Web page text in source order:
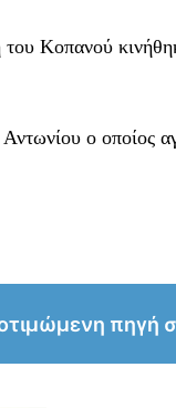
Κοπανού
Αντωνίου ο
πηγή